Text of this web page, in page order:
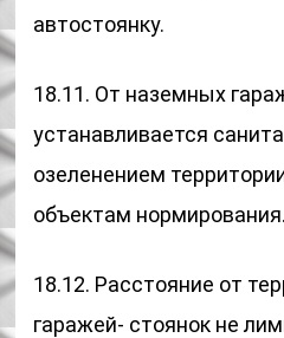
автостоянку.
18.11. От наземных
устанавливается
озеленением
объектам нормирования.
18.12. Расстояние от
гаражей- стоянок не